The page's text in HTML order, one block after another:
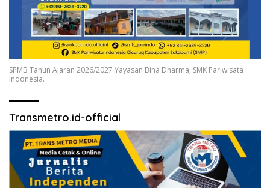
SPMB Tahun Ajaran 2026/2027 Yayasan Bina Dharma, SMK Pariwisata
Indonesia.
Transmetro.id-official